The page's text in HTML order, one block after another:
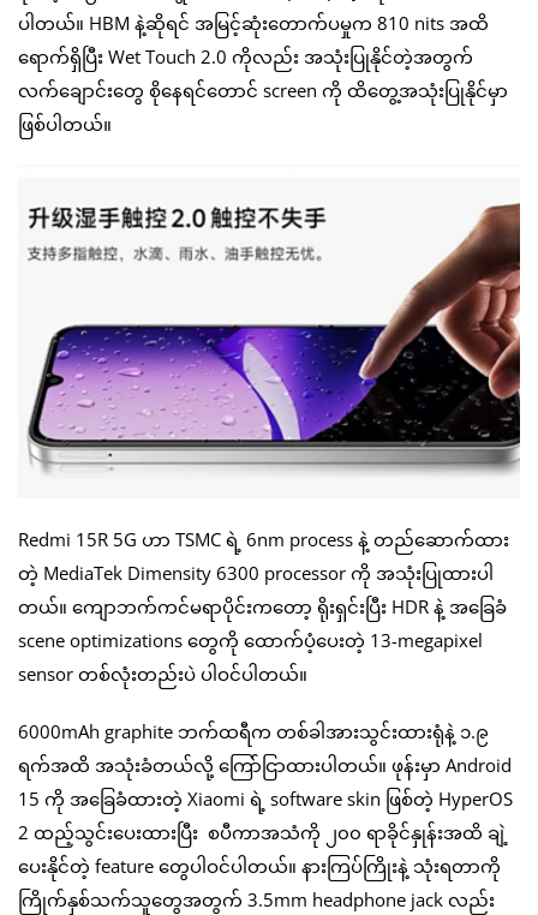
ပါတယ်။ HBM နဲ့ဆိုရင် အမြင့်ဆုံးတောက်ပမှုက 810 nits အထိ
ရောက်ရှိပြီး Wet Touch 2.0 ကိုလည်း အသုံးပြုနိုင်တဲ့အတွက်
လက်ချောင်းတွေ စိုနေရင်တောင် screen ကို ထိတွေ့အသုံးပြုနိုင်မှာ
ဖြစ်ပါတယ်။
Redmi 15R 5G ဟာ TSMC ရဲ့ 6nm process နဲ့ တည်ဆောက်ထား
တဲ့ MediaTek Dimensity 6300 processor ကို အသုံးပြုထားပါ
တယ်။ ကျောဘက်ကင်မရာပိုင်းကတော့ ရိုးရှင်းပြီး HDR နဲ့ အခြေခံ
scene optimizations တွေကို ထောက်ပံ့ပေးတဲ့ 13-megapixel
sensor တစ်လုံးတည်းပဲ ပါဝင်ပါတယ်။
6000mAh graphite ဘက်ထရီက တစ်ခါအားသွင်းထားရုံနဲ့ ၁.၉
ရက်အထိ အသုံးခံတယ်လို့ ကြော်ငြာထားပါတယ်။ ဖုန်းမှာ Android
15 ကို အခြေခံထားတဲ့ Xiaomi ရဲ့ software skin ဖြစ်တဲ့ HyperOS
2 ထည့်သွင်းပေးထားပြီး စပီကာအသံကို ၂၀၀ ရာခိုင်နှုန်းအထိ ချဲ့
ပေးနိုင်တဲ့ feature တွေပါဝင်ပါတယ်။ နားကြပ်ကြိုးနဲ့ သုံးရတာကို
ကြိုက်နှစ်သက်သူတွေအတွက် 3.5mm headphone jack လည်း